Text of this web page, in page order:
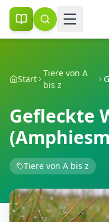
Start
Tiere von A
bis z
Gefleckte
Tiere von A bis z